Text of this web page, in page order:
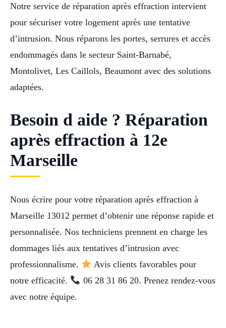
Notre service de réparation après effraction intervient
pour sécuriser votre logement après une tentative
d’intrusion. Nous réparons les portes, serrures et accès
endommagés dans le secteur Saint-Barnabé,
Montolivet, Les Caillols, Beaumont avec des solutions
adaptées.
Besoin d aide ? Réparation
après effraction à 12e
Marseille
Nous écrire pour votre réparation après effraction à
Marseille 13012 permet d’obtenir une réponse rapide et
personnalisée. Nos techniciens prennent en charge les
dommages liés aux tentatives d’intrusion avec
professionnalisme.
Avis clients favorables pour
notre efficacité.
06 28 31 86 20. Prenez rendez-vous
avec notre équipe.